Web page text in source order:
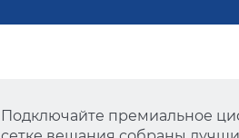
Подключайте премиальное